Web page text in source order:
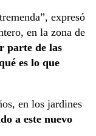
expresó
en la zona de
parte de las
es lo que
en los jardines
a este nuevo